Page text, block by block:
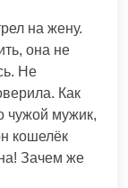
на жену.
она не
Не
Как
чужой мужик,
кошелёк
Зачем же